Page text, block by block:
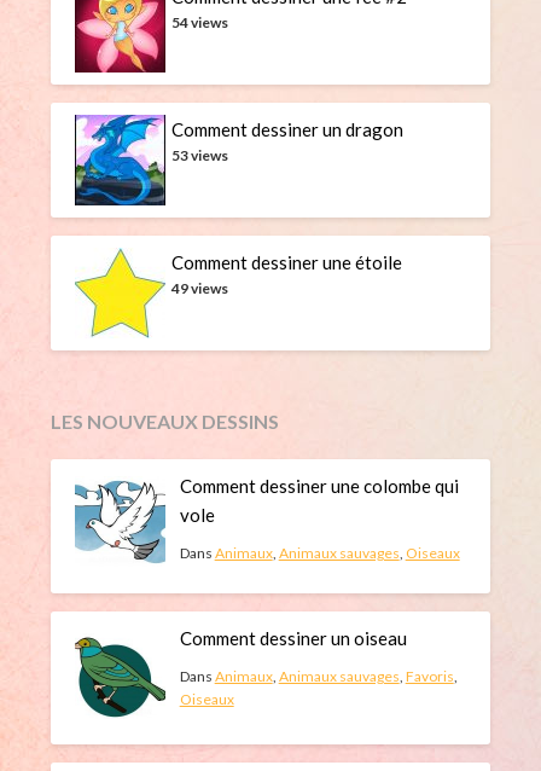
54 views
Comment dessiner un dragon
53 views
Comment dessiner une étoile
49 views
LES NOUVEAUX DESSINS
Comment dessiner une colombe qui
vole
Dans Animaux, Animaux sauvages Oiseaux
Comment dessiner un oiseau
Dans Animaux, Animaux sauvages Favoris
Oiseaux